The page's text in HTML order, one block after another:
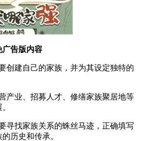
广告版内容
创建自己的家族，并为其设定独特的
产业、招募人才、修缮家族聚居地等
寻找家族关系的蛛丝马迹，正确填写
历史和传承。